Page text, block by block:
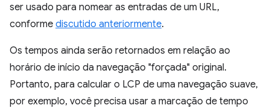
ser usado para nomear as entradas de um URL,
conforme discutido anteriormente.
Os tempos ainda serão retornados em relação ao
horário de início da navegação "forçada" original.
Portanto, para calcular o LCP de uma navegação suave,
por exemplo, você precisa usar a marcação de tempo